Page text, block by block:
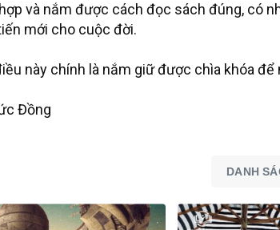
và nắm được cách đọc sách đúng, có
mới cho cuộc đời.
này chính là nắm giữ được chìa khóa để
Đồng